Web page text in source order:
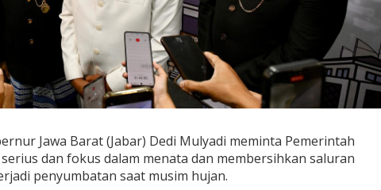
Jawa Barat (Jabar) Dedi Mulyadi meminta Pemerintah
dan fokus dalam menata dan membersihkan saluran
penyumbatan saat musim hujan.